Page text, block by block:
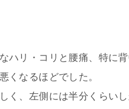
ハリ・コリと腰痛、特に
くなるほどでした。
く、左側には半分くらい